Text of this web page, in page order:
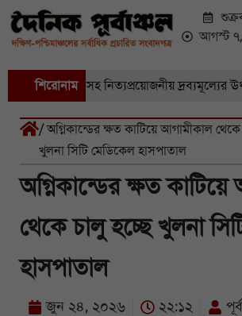
আগস্ট
শিরোনাম
সবজি-সহ নিত্যপ্রয়োজনীয় দ্রব্যমূল্যের
/ অগ্নিকান্ডের ক্ষত কাটিয়ে আগামীকাল
খুলনা সিটি মেডিকেল হাসপাতাল
অগ্নিকান্ডের ক্ষত
থেকে চালু হচ্ছে খুলনা
হাসপাতাল
জুন ২৪, ২০২৬ ২২:১২